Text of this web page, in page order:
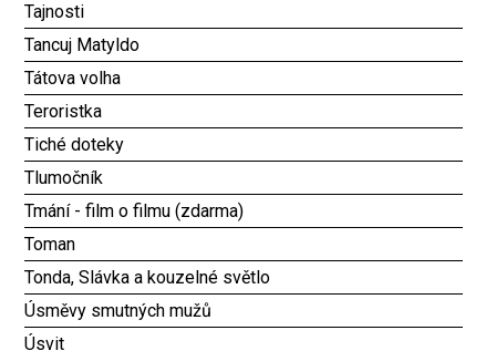
Tajnosti
Tancuj Matyldo
Tátova volha
Teroristka
Tiché doteky
Tlumočník
Tmání - film o filmu (zdarma)
Toman
Tonda, Slávka a kouzelné světlo
Úsměvy smutných mužů
Úsvit